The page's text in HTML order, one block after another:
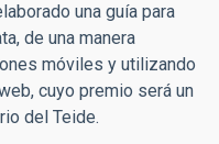
una guía para
de una manera
móviles y utilizando
cuyo premio será un
del Teide.